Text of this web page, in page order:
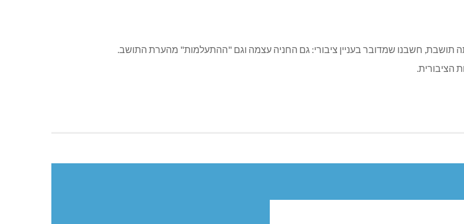
תושבת, חשבנו שמדובר בעניין ציבורי: גם החניה עצמה וגם "ההתעלמות" מהערת התושב.
הציבורית.